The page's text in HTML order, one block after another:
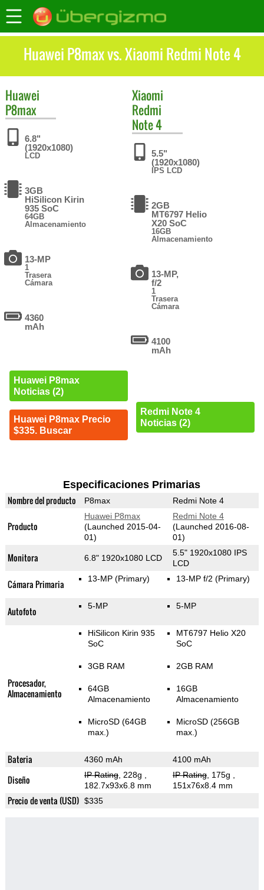
Huawei P8max vs. Xiaomi Redmi Note 4
Huawei
P8max
6.8"
(1920x1080)
LCD
3GB
HiSilicon Kirin
935 SoC
64GB
Almacenamiento
13-MP
1
Trasera
Cámara
4360
mAh
Huawei P8max
Noticias (2)
Huawei P8max Precio
$335. Buscar
Xiaomi
Redmi
Note 4
5.5"
(1920x1080)
IPS LCD
2GB
MT6797 Helio
X20 SoC
16GB
Almacenamiento
13-MP,
f/2
1
Trasera
Cámara
4100
mAh
Redmi Note 4
Noticias (2)
Especificaciones Primarias
Nombre del producto P8max Redmi Note 4
Producto
Huawei P8max
(Launched 2015-04-
01)
Redmi Note 4
(Launched 2016-08-
01)
Monitora 6.8" 1920x1080 LCD
5.5" 1920x1080 IPS
LCD
Cámara Primaria 13-MP (Primary) 13-MP f/2 (Primary)
Autofoto 5-MP 5-MP
Procesador,
Almacenamiento
HiSilicon Kirin 935
SoC
3GB RAM
64GB
Almacenamiento
MicroSD (64GB
max.)
MT6797 Helio X20
SoC
2GB RAM
16GB
Almacenamiento
MicroSD (256GB
max.)
Bateria 4360 mAh 4100 mAh
Diseño IP Rating, 228g
182.7x93x6.8 mm
IP Rating, 175g
151x76x8.4 mm
Precio de venta (USD) $335